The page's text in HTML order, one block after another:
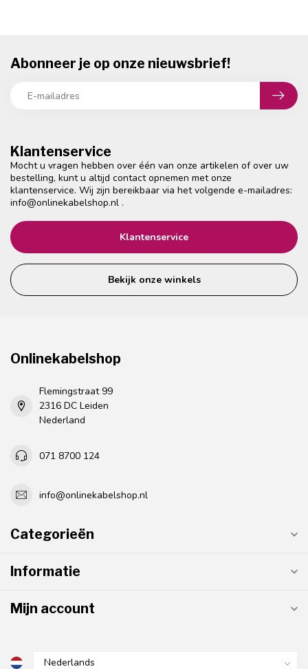
Klantenservice
Mocht u vragen hebben over één van onze artikelen of over uw
bestelling, kunt u altijd contact opnemen met onze
klantenservice. Wij zijn bereikbaar via het volgende e-mailadres:
info@onlinekabelshop.nl .
Klantenservice
Bekijk onze winkels
Abonneer je op onze nieuwsbrief!
Onlinekabelshop
Flemingstraat 99
2316 DC Leiden
Nederland
071 8700 124
info@onlinekabelshop.nl
Categorieën
Informatie
Mijn account